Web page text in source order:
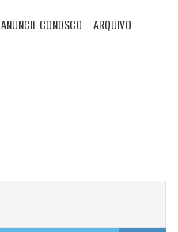
ANUNCIE CONOSCO ARQUIVO